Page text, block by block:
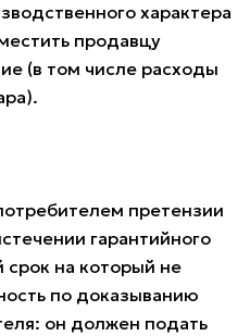
характера
продавцу
(в том числе расходы
претензии
гарантийного
срок на который не
по доказыванию
он должен подать